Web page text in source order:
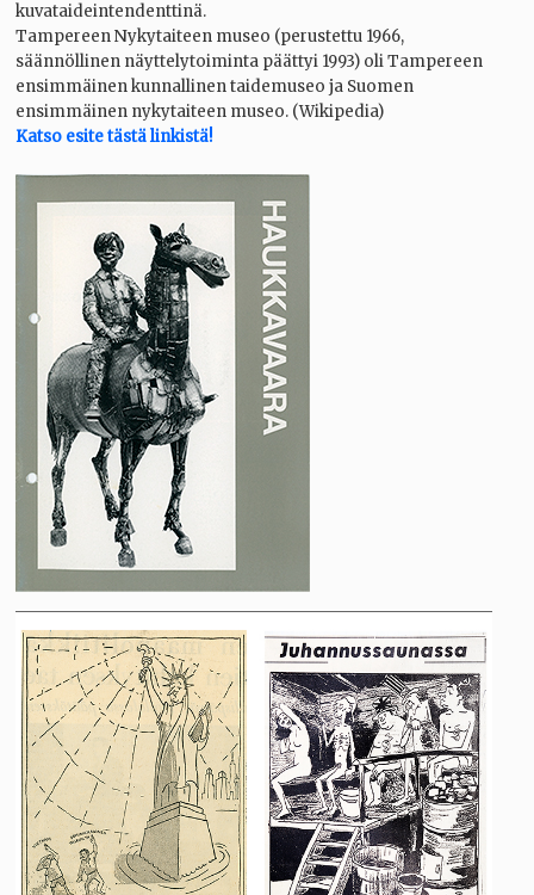
kuvataideintendenttinä.
Tampereen Nykytaiteen museo (perustettu 1966,
säännöllinen näyttelytoiminta päättyi 1993) oli Tampereen
ensimmäinen kunnallinen taidemuseo ja Suomen
ensimmäinen nykytaiteen museo. (Wikipedia)
Katso esite tästä linkistä!